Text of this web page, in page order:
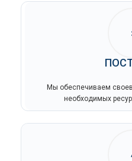
Мы обеспечиваем
необходимых